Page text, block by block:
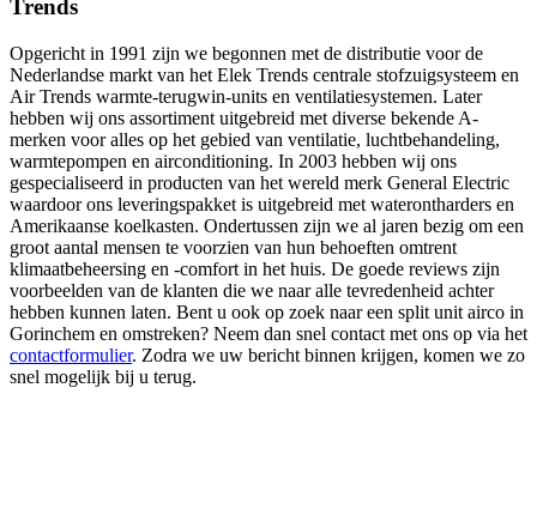
Trends
Opgericht in 1991 zijn we begonnen met de distributie voor de
Nederlandse markt van het Elek Trends centrale stofzuigsysteem en
Air Trends warmte-terugwin-units en ventilatiesystemen. Later
hebben wij ons assortiment uitgebreid met diverse bekende A-
merken voor alles op het gebied van ventilatie, luchtbehandeling,
warmtepompen en airconditioning. In 2003 hebben wij ons
gespecialiseerd in producten van het wereld merk General Electric
waardoor ons leveringspakket is uitgebreid met waterontharders en
Amerikaanse koelkasten. Ondertussen zijn we al jaren bezig om een
groot aantal mensen te voorzien van hun behoeften omtrent
klimaatbeheersing en -comfort in het huis. De goede reviews zijn
voorbeelden van de klanten die we naar alle tevredenheid achter
hebben kunnen laten. Bent u ook op zoek naar een split unit airco in
Gorinchem en omstreken? Neem dan snel contact met ons op via het
contactformulier. Zodra we uw bericht binnen krijgen, komen we zo
snel mogelijk bij u terug.